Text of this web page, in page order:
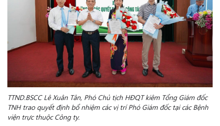
TTND.BSCC Lê Xuân Tân, Phó Chủ tịch HĐQT kiêm Tổng Giám đốc
TNH trao quyết định bổ nhiệm các vị trí Phó Giám đốc tại các Bệnh
viện trực thuộc Công ty.